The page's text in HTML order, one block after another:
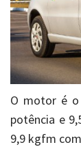
O motor é o
potência e
9,9 kgfm